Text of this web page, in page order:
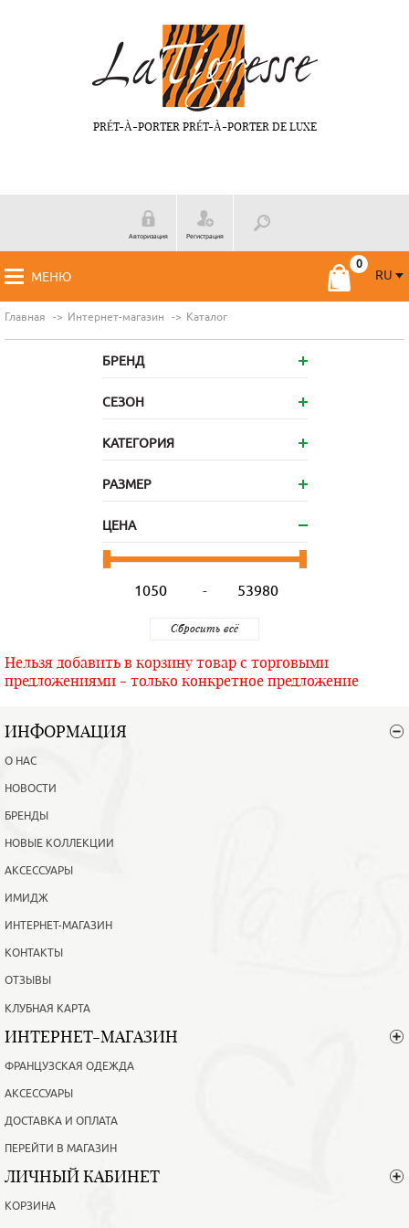
PRÉT-À-PORTER PRÉT-À-PORTER DE LUXE
Авторизация Регистрация
МЕНЮ
RU
Главная Интернет-магазин Каталог
БРЕНД
СЕЗОН
КАТЕГОРИЯ
РАЗМЕР
ЦЕНА
-
Нельзя добавить в корзину товар с торговыми
предложениями - только конкретное предложение
ИНФОРМАЦИЯ
О НАС
НОВОСТИ
БРЕНДЫ
НОВЫЕ КОЛЛЕКЦИИ
АКСЕССУАРЫ
ИМИДЖ
ИНТЕРНЕТ-МАГАЗИН
КОНТАКТЫ
ОТЗЫВЫ
КЛУБНАЯ КАРТА
ИНТЕРНЕТ-МАГАЗИН
ФРАНЦУЗСКАЯ ОДЕЖДА
АКСЕССУАРЫ
ДОСТАВКА И ОПЛАТА
ПЕРЕЙТИ В МАГАЗИН
ЛИЧНЫЙ КАБИНЕТ
КОРЗИНА